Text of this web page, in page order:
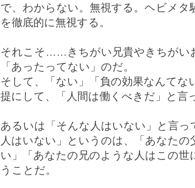
で、わからない。無視する。ヘビメタ
を徹底的に無視する。
それこそ……きちがい兄貴やきちがい
「あったってない」のだ。
そして、「ない」「負の効果なんてな
提にして、「人間は働くべきだ」と言
あるいは「そんな人はいない」と言っ
人はいない」というのは、「あなたの
い」「あなたの兄のような人はこの世
うことだ。